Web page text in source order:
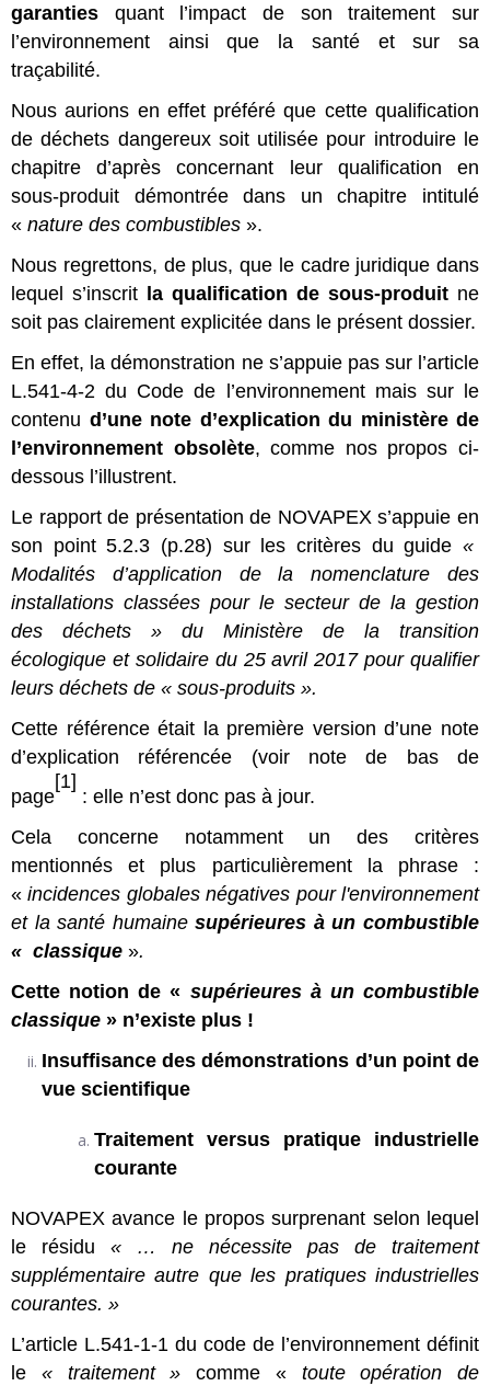
garanties quant l’impact de son traitement sur
l’environnement ainsi que la santé et sur sa
traçabilité.
Nous aurions en effet préféré que cette qualification
de déchets dangereux soit utilisée pour introduire le
chapitre d’après concernant leur qualification en
sous-produit démontrée dans un chapitre intitulé
« nature des combustibles ».
Nous regrettons, de plus, que le cadre juridique dans
lequel s’inscrit
la qualification de sous-produit ne
soit pas clairement explicitée dans le présent dossier.
En effet, la démonstration ne s’appuie pas sur l’article
L.541-4-2 du Code de l’environnement mais sur le
contenu d’une note d’explication du ministère de
l’environnement obsolète, comme nos propos ci-
dessous l’illustrent.
Le rapport de présentation de NOVAPEX s’appuie en
son point 5.2.3 (p.28) sur les critères du guide «
Modalités d’application de la nomenclature des
installations classées pour le secteur de la gestion
des déchets » du Ministère de la transition
écologique et solidaire du 25 avril 2017 pour qualifier
leurs déchets de « sous-produits ».
Cette référence était la première version d’une note
d’explication référencée (voir note de bas de
page
[1]
: elle n’est donc pas à jour.
Cela concerne notamment un des critères
mentionnés et plus particulièrement la phrase :
«incidences globales négatives pour l'environnement
et la santé humainesupérieures à un combustible
« classique ».
Cette notion de « supérieures à un combustible
classique » n’existe plus !
Insuffisance des démonstrations d’un point de
vue scientifique
Traitement versus pratique industrielle
courante
NOVAPEX avance le propos surprenant selon lequel
le résidu « … ne nécessite pas de traitement
supplémentaire autre que les pratiques industrielles
courantes. »
L’article L.541-1-1 du code de l’environnement définit
le « traitement » comme « toute opération de